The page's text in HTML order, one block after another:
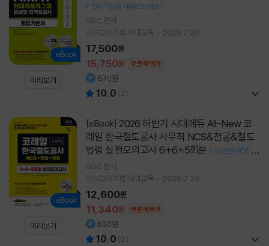
미리보기
F 필기 기능을 사용해 보세요! ]
SDC 편저
시대고시기획 시대교육
2026.7.20.
15,750원 쿠폰혜택가
17,500원
870원
10.0 (2)
미리보기
[eBook]
레일 한국철도공사 사무직 NCS&전공&철도
법령 실전모의고사 6+6+5회분 [ 스마트한 PDF 필
기 기능을 사용해 보세요!
SDC 편저
시대고시기획 시대교육
2026.7.20.
11,340원 쿠폰혜택가
12,600원
630원
10.0 (2)